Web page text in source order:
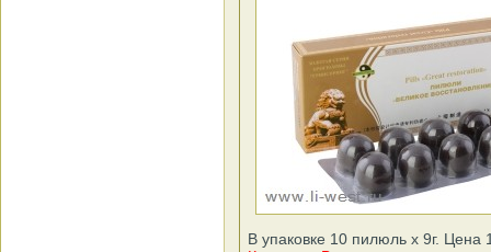
В упаковке 10 пилюль х 9г. Цена